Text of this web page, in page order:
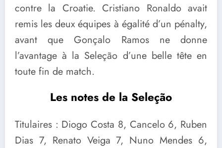
contre la Croatie. Cristiano Ronaldo avait
remis les deux équipes à égalité d’un pénalty,
avant que Gonçalo Ramos ne donne
l’avantage à la Seleção d’une belle tête en
toute fin de match.
Les notes de la Seleção
Titulaires : Diogo Costa 8, Cancelo 6, Ruben
Dias 7, Renato Veiga 7, Nuno Mendes 6,